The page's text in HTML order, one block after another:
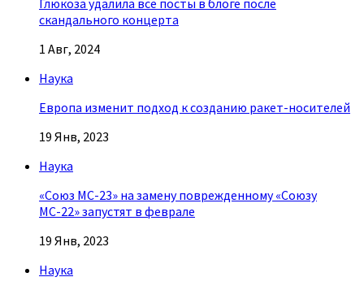
Глюкоза удалила все посты в блоге после
скандального концерта
1 Авг, 2024
Наука
Европа изменит подход к созданию ракет-носителей
19 Янв, 2023
Наука
«Союз МС-23» на замену поврежденному «Союзу
МС-22» запустят в феврале
19 Янв, 2023
Наука